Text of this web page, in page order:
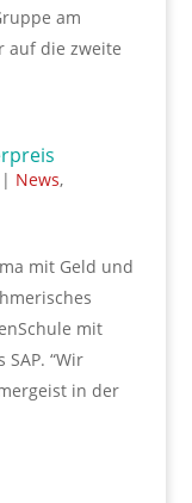
am
auf die zweite
| News,
mit Geld und
mit
“Wir
in der